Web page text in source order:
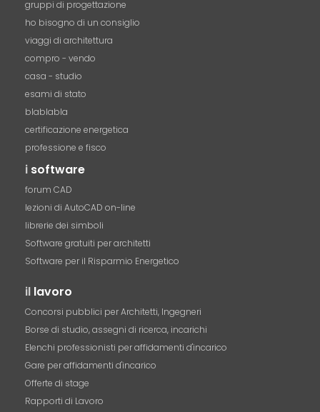
gruppi di progettazione
ho bisogno di un consiglio
viaggi di architettura
compro - vendo
casa - studio
esami di stato
blablabla
certificazione energetica
professione e fisco
i software
forum CAD
lezioni di AutoCAD on-line
librerie dei simboli
Software gratuiti per architetti
Software per il Risparmio Energetico
il lavoro
Concorsi pubblici per Architetti, Ingegneri
Borse di studio, assegni di ricerca, incarichi
Elenchi professionisti per affidamenti d'incarico
Gare per affidamenti d'incarico
Offerte di stage
Rapporti di Lavoro